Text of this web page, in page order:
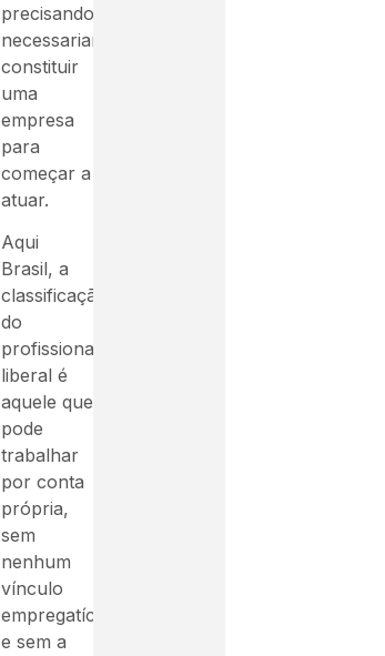
precisando
necessariamente
constituir
uma
empresa
para
começar a
atuar.
Aqui
Brasil, a
classificação
do
profissional
liberal é
aquele que
pode
trabalhar
por conta
própria,
sem
nenhum
vínculo
empregatício
e sem a